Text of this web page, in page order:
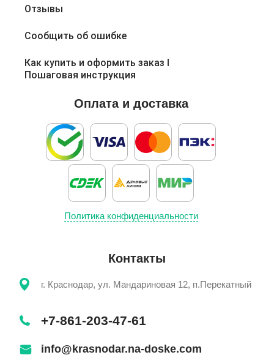
Отзывы
Сообщить об ошибке
Как купить и оформить заказ l
Пошаговая инструкция
Оплата и доставка
Политика конфиденциальности
Контакты
г. Краснодар, ул. Мандариновая 12, п.Перекатный
+7-861-203-47-61
info@krasnodar.na-doske.com